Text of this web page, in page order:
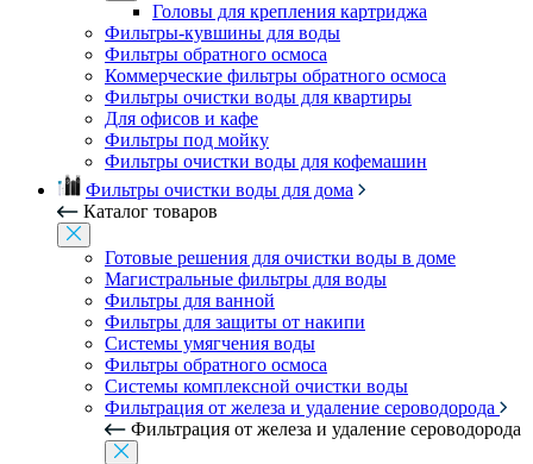
Головы для крепления картриджа
Фильтры-кувшины для воды
Фильтры обратного осмоса
Коммерческие фильтры обратного осмоса
Фильтры очистки воды для квартиры
Для офисов и кафе
Фильтры под мойку
Фильтры очистки воды для кофемашин
Фильтры очистки воды для дома
Каталог товаров
Готовые решения для очистки воды в доме
Магистральные фильтры для воды
Фильтры для ванной
Фильтры для защиты от накипи
Системы умягчения воды
Фильтры обратного осмоса
Системы комплексной очистки воды
Фильтрация от железа и удаление сероводорода
Фильтрация от железа и удаление сероводорода